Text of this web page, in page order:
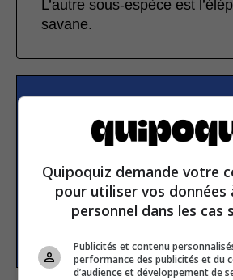
L’autre sous-espèce est
savane.
E-mail
Quipoquiz demande votre
pour utiliser vos données
personnel dans les cas
Publicités et contenu
performance des publicités et du
d’audience et développement de